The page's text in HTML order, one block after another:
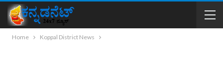
Home Koppal District News